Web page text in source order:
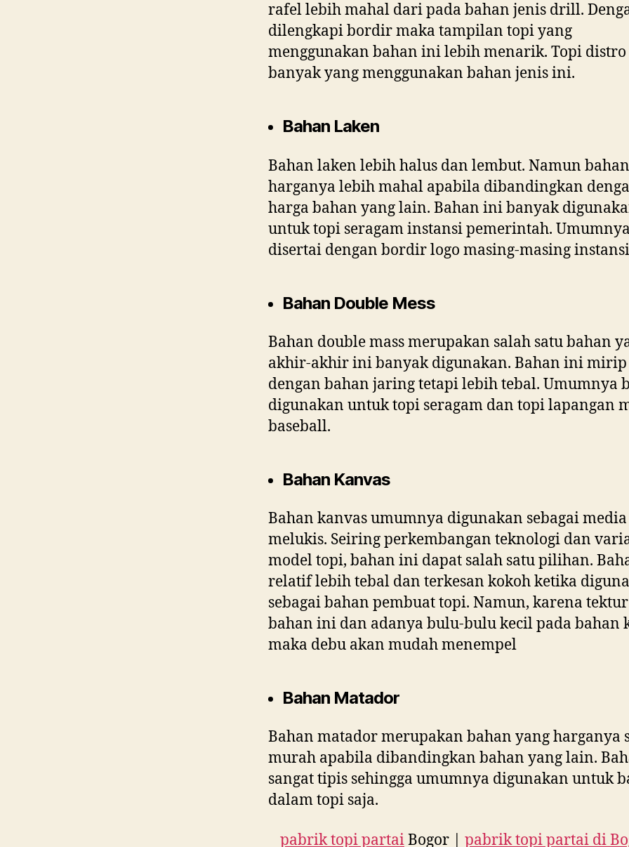
rafel lebih mahal dari pada bahan jenis drill.
dilengkapi bordir maka tampilan topi yang
menggunakan bahan ini lebih menarik. Topi distro
banyak yang menggunakan bahan jenis ini.
Bahan Laken
Bahan laken lebih halus dan lembut. Namun
harganya lebih mahal apabila dibandingkan
harga bahan yang lain. Bahan ini banyak
untuk topi seragam instansi pemerintah. Umumnya
disertai dengan bordir logo masing-masing
Bahan Double Mess
Bahan double mass merupakan salah satu bahan
akhir-akhir ini banyak digunakan. Bahan ini mirip
dengan bahan jaring tetapi lebih tebal. Umumnya
digunakan untuk topi seragam dan topi lapangan
baseball.
Bahan Kanvas
Bahan kanvas umumnya digunakan sebagai media
melukis. Seiring perkembangan teknologi dan
model topi, bahan ini dapat salah satu pilihan.
relatif lebih tebal dan terkesan kokoh ketika
sebagai bahan pembuat topi. Namun, karena tektur
bahan ini dan adanya bulu-bulu kecil pada bahan
maka debu akan mudah menempel
Bahan Matador
Bahan matador merupakan bahan yang harganya
murah apabila dibandingkan bahan yang lain.
sangat tipis sehingga umumnya digunakan untuk
dalam topi saja.
pabrik topi partaiBogor | pabrik topi partai di